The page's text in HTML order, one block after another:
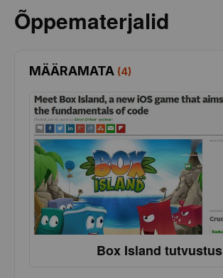
Õppematerjalid
MÄÄRAMATA (4)
Box Island tutvustus